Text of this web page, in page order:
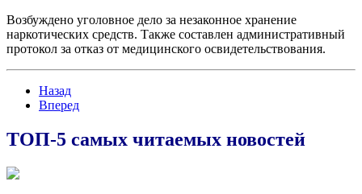
Возбуждено уголовное дело за незаконное хранение
наркотических средств. Также составлен административный
протокол за отказ от медицинского освидетельствования.
Назад
Вперед
ТОП-5 самых читаемых новостей